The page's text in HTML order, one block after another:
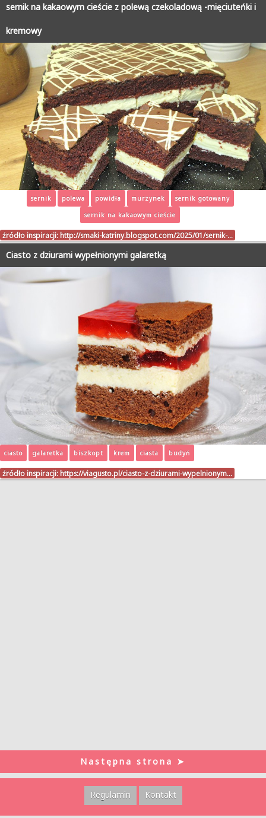
sernik na kakaowym cieście z polewą czekoladową -mięciuteńki i
kremowy
sernik polewa powidła murzynek
sernik gotowany
sernik na kakaowym cieście
źródło inspiracji: http://smaki-katriny.blogspot.com/2025/01/sernik-…
Ciasto z dziurami wypełnionymi galaretką
ciasto galaretka biszkopt krem ciasta budyń
źródło inspiracji: https://viagusto.pl/ciasto-z-dziurami-wypelnionym…
Następna strona ➤
Regulamin Kontakt